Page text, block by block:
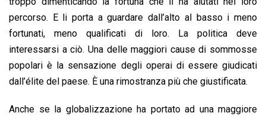
percorso. E li porta a guardare dall’alto al basso i meno
fortunati, meno qualificati di loro. La politica deve
interessarsi a ciò. Una delle maggiori cause di sommosse
popolari è la sensazione degli operai di essere giudicati
dall’élite del paese. È una rimostranza più che giustificata.
Anche se la globalizzazione ha portato ad una maggiore